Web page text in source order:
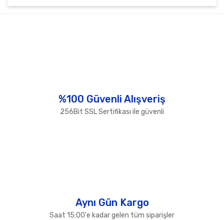
Ürün fiyatı diğer sitelerden daha pahalı.
%100 Güvenli Alışveriş
256Bit SSL Sertifikası ile güvenli
Aynı Gün Kargo
Saat 15:00'e kadar gelen tüm siparişler